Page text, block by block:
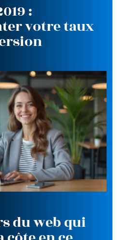
:
votre taux
du web qui